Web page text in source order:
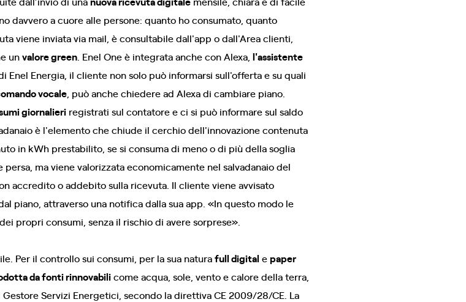
davvero a cuore alle persone: quanto ho consumato, quanto
viene inviata via mail, è consultabile dall'app o dall'Area clienti,
unvalore green . Enel One è integrata anche con Alexa, l'assistente
Enel Energia, il cliente non solo può informarsi sull'offerta e su quali
vocale , può anche chiedere ad Alexa di cambiare piano.
giornalieri registrati sul contatore e ci si può informare sul saldo
è l'elemento che chiude il cerchio dell'innovazione contenuta
in kWh prestabilito, se si consuma di meno o di più della soglia
persa, ma viene valorizzata economicamente nel salvadanaio del
accredito o addebito sulla ricevuta. Il cliente viene avvisato
piano, attraverso una notifica dalla sua app. «In questo modo le
propri consumi, senza il rischio di avere sorprese».
Per il controllo sui consumi, per la sua naturafull digital epaper
da fonti rinnovabilicome acqua, sole, vento e calore della terra,
Servizi Energetici, secondo la direttiva CE 2009/28/CE. La